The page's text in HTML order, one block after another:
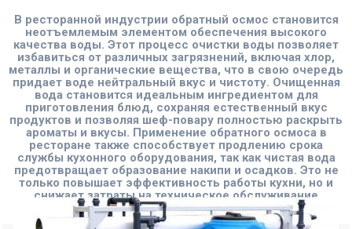
В ресторанной индустрии обратный осмос становится
неотъемлемым элементом обеспечения высокого
качества воды. Этот процесс очистки воды позволяет
избавиться от различных загрязнений, включая хлор,
металлы и органические вещества, что в свою очередь
придает воде нейтральный вкус и чистоту. Очищенная
вода становится идеальным ингредиентом для
приготовления блюд, сохраняя естественный вкус
продуктов и позволяя шеф-повару полностью раскрыть
ароматы и вкусы. Применение обратного осмоса в
ресторане также способствует продлению срока
службы кухонного оборудования, так как чистая вода
предотвращает образование накипи и осадков. Это не
только повышает эффективность работы кухни, но и
снижает затраты на техническое обслуживание
оборудования.